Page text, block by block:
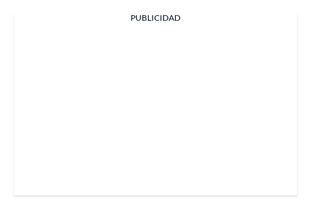
PUBLICIDAD